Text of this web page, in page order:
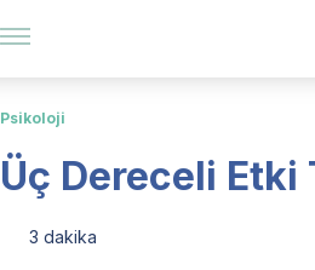
Psikoloji
Üç Dereceli Etki
3 dakika